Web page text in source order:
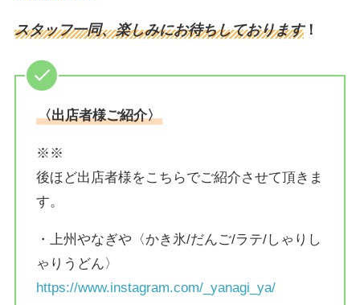
スタッフ一同、楽しみにお待ちしております！
〈出店者様ご紹介〉
※※
後ほど出店者様をこちらでご紹介させて頂きま
す。
・上州やなぎや〈かき氷/だんご/ラテ/しゃりし
ゃりうどん〉
https://www.instagram.com/_yanagi_ya/